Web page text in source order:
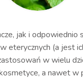
jak i odpowiednio
eterycznych (a jest
w wielu
a nawet w